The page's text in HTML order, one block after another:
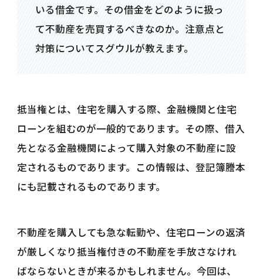
いる借金です。その借金をどのように扱っ
て不動産を売買するべきなのか。注意点と
対策についてスグウルが教えます。
抵当権とは、住宅を購入する際、金融機関と住宅
ローンを組むのが一般的であります。その際、借入
先となる金融機関によって購入対象の不動産に設
定されるものであります。この情報は、登記簿謄本
にも記載されるものであります。
不動産を購入しても急な転勤や、住宅ローンの返済
が厳しくなり抵当権付きの不動産を手放さなけれ
ばならないときが来るかもしれません。今回は、